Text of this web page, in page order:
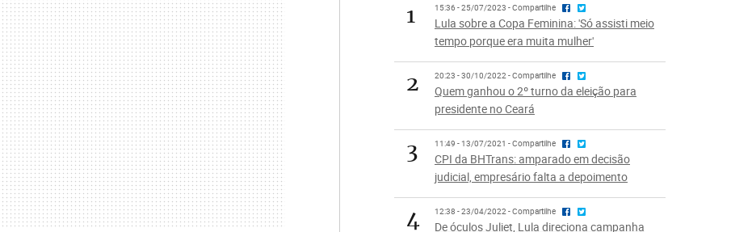
1
15:36 - 25/07/2023 - Compartilhe
Lula sobre a Copa Feminina: 'Só assisti meio
tempo porque era muita mulher'
2 20:23 - 30/10/2022 - Compartilhe
Quem ganhou o 2º turno da eleição para
presidente no Ceará
3 11:49 - 13/07/2021 - Compartilhe
CPI da BHTrans: amparado em decisão
judicial, empresário falta a depoimento
4 12:38 - 23/04/2022 - Compartilhe
De óculos Juliet, Lula direciona campanha